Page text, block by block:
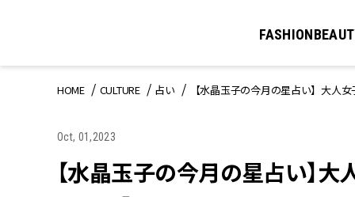
FASHION
HOME CULTURE 占い 【水晶玉子の今月の星占い】大人
Oct, 01,2023
【水晶玉子の今月の星占い】